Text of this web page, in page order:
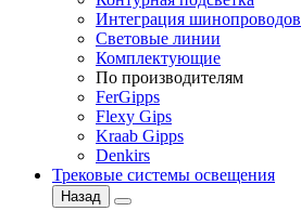
Интеграция шинопроводов
Световые линии
Комплектующие
По производителям
FerGipps
Flexy Gips
Kraab Gipps
Denkirs
Трековые системы освещения
Назад